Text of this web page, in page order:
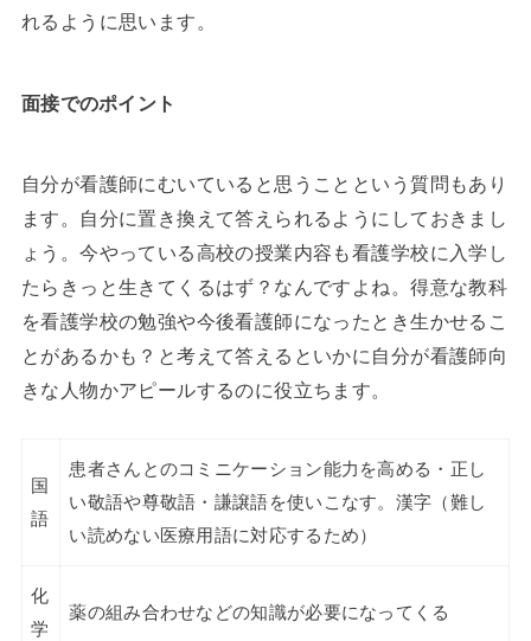
れるように思います。
面接でのポイント
自分が看護師にむいていると思うことという質問もあり
ます。自分に置き換えて答えられるようにしておきまし
ょう。今やっている高校の授業内容も看護学校に入学し
たらきっと生きてくるはず？なんですよね。得意な教科
を看護学校の勉強や今後看護師になったとき生かせるこ
とがあるかも？と考えて答えるといかに自分が看護師向
きな人物かアピールするのに役立ちます。
国
語
患者さんとのコミニケーション能力を高める・正し
い敬語や尊敬語・謙譲語を使いこなす。漢字（難し
い読めない医療用語に対応するため）
化
学
薬の組み合わせなどの知識が必要になってくる